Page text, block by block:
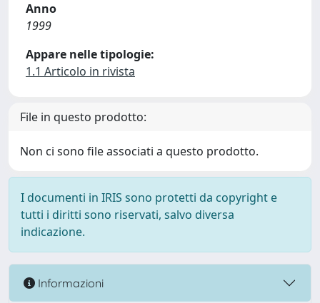
Anno
1999
Appare nelle tipologie:
1.1 Articolo in rivista
File in questo prodotto:
Non ci sono file associati a questo prodotto.
I documenti in IRIS sono protetti da copyright e
tutti i diritti sono riservati, salvo diversa
indicazione.
Informazioni